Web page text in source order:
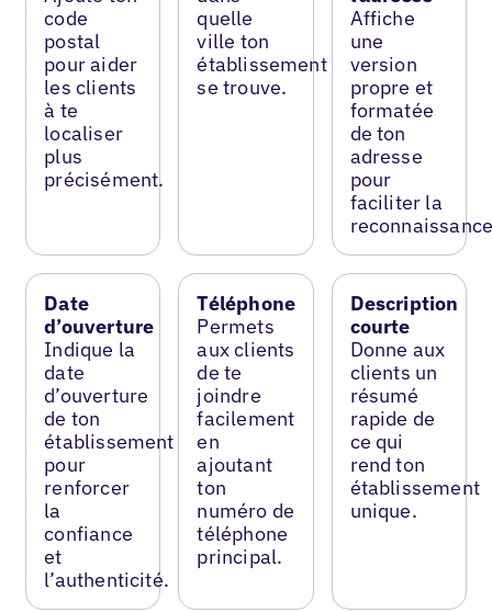
code
postal
pour aider
les clients
à te
localiser
plus
précisément.
quelle
ville ton
établissement
se trouve.
Affiche
une
version
propre et
formatée
de ton
adresse
pour
faciliter la
Date
d’ouverture
Indique la
date
d’ouverture
de ton
établissement
pour
renforcer
la
confiance
et
l’authenticité.
Téléphone
Permets
aux clients
de te
joindre
facilement
en
ajoutant
ton
numéro de
téléphone
principal.
Description
courte
Donne aux
clients un
résumé
rapide de
ce qui
rend ton
établissement
unique.